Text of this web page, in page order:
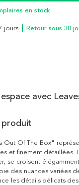
en stock
jours ┃ Retour sous 30
avec
Out Of The Box"
et finement détaillées.
se croisent
des nuances variées
les détails délicats